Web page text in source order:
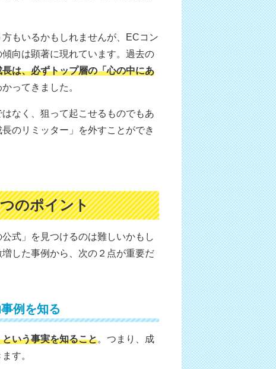
もいるかもしれませんが、ECコン
向は顕著に現れています。過去の
は、必ずトップ層の「心の中にあ
ってきました。
なく、狙って起こせるものでもあ
のリミッター」を外すことができ
のポイント
式」を見つけるのは難しいかもし
した事例から、次の２点が重要だ
例を知る
いう事実を知ること。つまり、成
す。